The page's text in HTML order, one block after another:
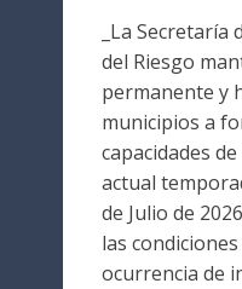
_La
del Riesgo
permanente y
municipios a
capacidades
actual
de Julio de
las
ocurrencia de